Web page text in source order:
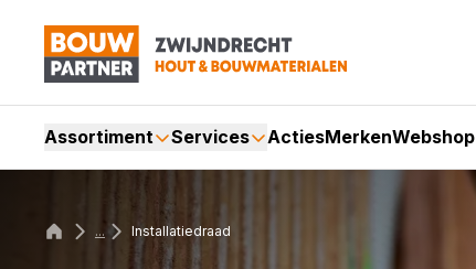
Assortiment Services ActiesMerkenWebshop
... Installatiedraad